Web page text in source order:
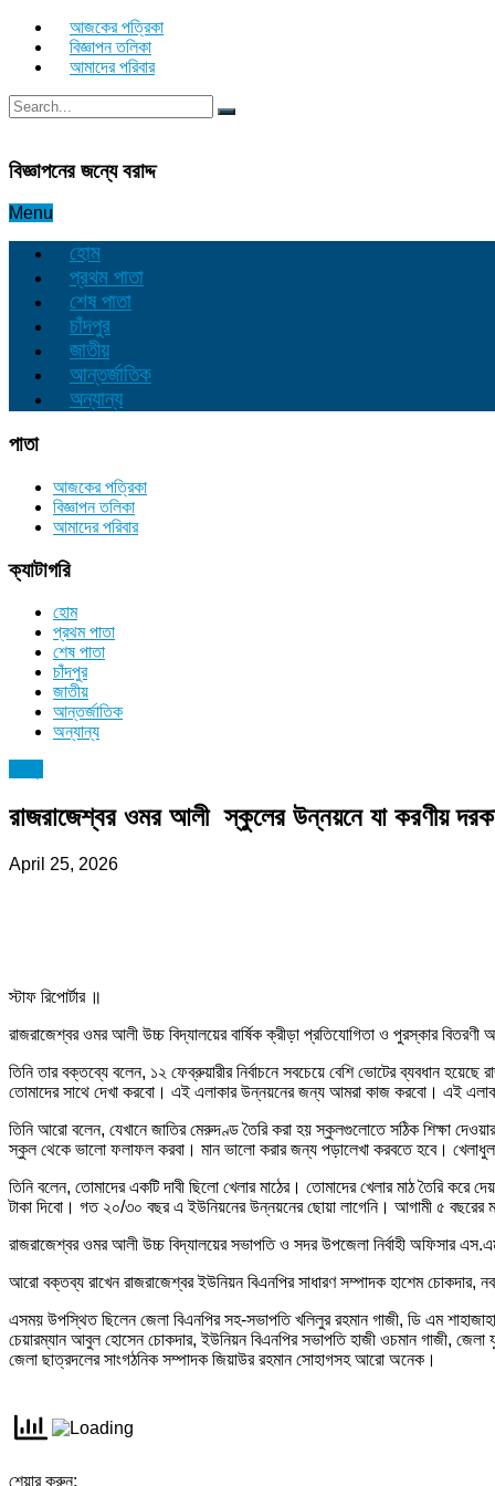
আজকের পত্রিকা
বিজ্ঞাপন তলিকা
আমাদের পরিবার
বিজ্ঞাপনের জন্যে বরাদ্দ
Menu
হোম
প্রথম পাতা
শেষ পাতা
চাঁদপুর
জাতীয়
আন্তর্জাতিক
অন্যান্য
পাতা
আজকের পত্রিকা
বিজ্ঞাপন তলিকা
আমাদের পরিবার
ক্যাটাগরি
হোম
প্রথম পাতা
শেষ পাতা
চাঁদপুর
জাতীয়
আন্তর্জাতিক
অন্যান্য
রাজরাজেশ্বর ওমর আলী স্কুলের উন্নয়নে যা করণীয়
April 25, 2026
স্টাফ রিপোর্টার ॥
রাজরাজেশ্বর ওমর আলী উচ্চ বিদ্যালয়ের বার্ষিক ক্রীড়া প্রতিযোগিতা ও পুরস্কার
তিনি তার বক্তব্যে বলেন, ১২ ফেব্রুয়ারীর নির্বাচনে সবচেয়ে বেশি ভোটের ব্যবধান
তোমাদের সাথে দেখা করবো। এই এলাকার উন্নয়নের জন্য আমরা কাজ করবো। এই এলাকা
তিনি আরো বলেন, যেখানে জাতির মেরুদণ্ড তৈরি করা হয় স্কুলগুলোতে সঠিক শিক্ষা
স্কুল থেকে ভালো ফলাফল করবা। মান ভালো করার জন্য পড়ালেখা করবতে হবে।
তিনি বলেন, তোমাদের একটি দাবী ছিলো খেলার মাঠের। তোমাদের খেলার মাঠ তৈরি
টাকা দিবো। গত ২০/৩০ বছর এ ইউনিয়নের উন্নয়নের ছোয়া লাগেনি। আগামী ৫ বছরের
রাজরাজেশ্বর ওমর আলী উচ্চ বিদ্যালয়ের সভাপতি ও সদর উপজেলা নির্বাহী অফিসার
আরো বক্তব্য রাখেন রাজরাজেশ্বর ইউনিয়ন বিএনপির সাধারণ সম্পাদক হাশেম চোকদার,
এসময় উপস্থিত ছিলেন জেলা বিএনপির সহ-সভাপতি খলিলুর রহমান গাজী, ডি এম
চেয়ারম্যান আবুল হোসেন চোকদার, ইউনিয়ন বিএনপির সভাপতি হাজী ওচমান গাজী,
জেলা ছাত্রদলের সাংগঠনিক সম্পাদক জিয়াউর রহমান সোহাগসহ আরো অনেক।
শেয়ার করুন: